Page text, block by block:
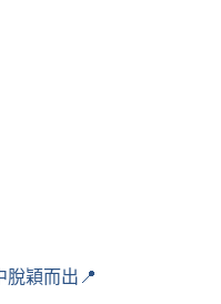
脫穎而出📍